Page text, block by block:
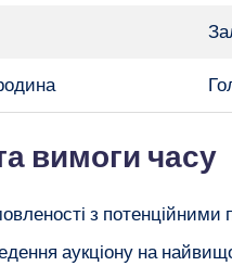
вимоги часу
з потенційними
аукціону на